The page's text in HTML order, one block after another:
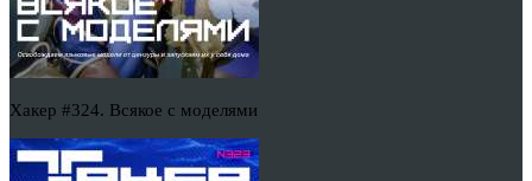
Хакер #324. Всякое с моделями